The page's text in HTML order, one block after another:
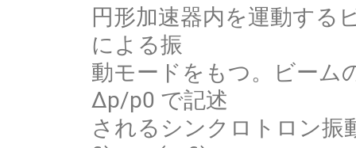
円形加速器内を運動する
による振
動モードをもつ。ビーム
Δp/p0 で記述
されるシンクロトロン振